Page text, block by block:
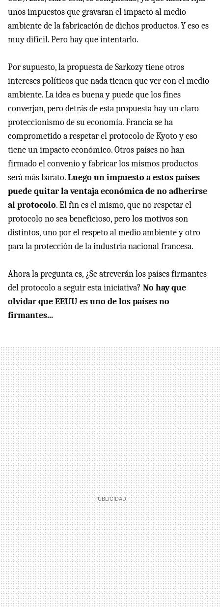
unos impuestos que gravaran el impacto al medio
ambiente de la fabricación de dichos productos. Y eso es
muy difícil. Pero hay que intentarlo.
Por supuesto, la propuesta de Sarkozy tiene otros
intereses políticos que nada tienen que ver con el medio
ambiente. La idea es buena y puede que los fines
converjan, pero detrás de esta propuesta hay un claro
proteccionismo de su economía. Francia se ha
comprometido a respetar el protocolo de Kyoto y eso
tiene un impacto económico. Otros países no han
firmado el convenio y fabricar los mismos productos
será más barato.Luego un impuesto a estos países
puede quitar la ventaja económica de no adherirse
al protocolo. El fin es el mismo, que no respetar el
protocolo no sea beneficioso, pero los motivos son
distintos, uno por el respeto al medio ambiente y otro
para la protección de la industria nacional francesa.
Ahora la pregunta es, ¿Se atreverán los países firmantes
del protocolo a seguir esta iniciativa? No hay que
olvidar que EEUU es uno de los países no
firmantes...